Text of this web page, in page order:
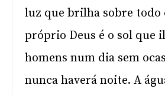
luz que brilha sobre todo
próprio Deus é o sol que
homens num dia sem
nunca haverá noite. A